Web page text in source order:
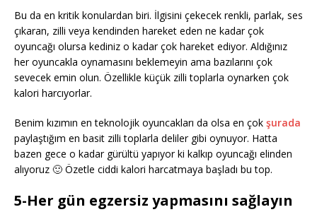
Bu da en kritik konulardan biri. İlgisini çekecek renkli, parlak, ses
çıkaran, zilli veya kendinden hareket eden ne kadar çok
oyuncağı olursa kediniz o kadar çok hareket ediyor. Aldığınız
her oyuncakla oynamasını beklemeyin ama bazılarını çok
sevecek emin olun. Özellikle küçük zilli toplarla oynarken çok
kalori harcıyorlar.
Benim kızımın en teknolojik oyuncakları da olsa en çok şurada
paylaştığım en basit zilli toplarla deliler gibi oynuyor. Hatta
bazen gece o kadar gürültü yapıyor ki kalkıp oyuncağı elinden
alıyoruz 🙂 Özetle ciddi kalori harcatmaya başladı bu top.
5-Her gün egzersiz yapmasını sağlayın